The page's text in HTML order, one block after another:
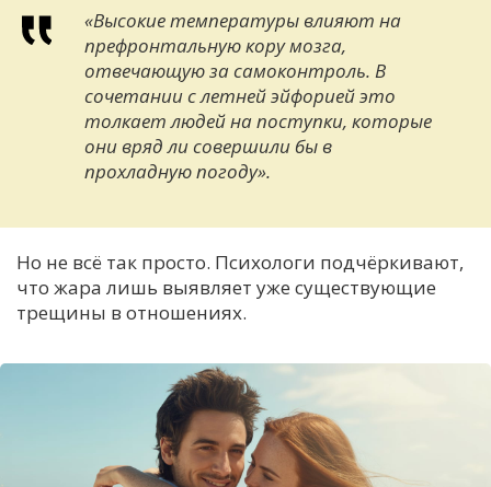
«Высокие температуры влияют на
префронтальную кору мозга,
отвечающую за самоконтроль. В
сочетании с летней эйфорией это
толкает людей на поступки, которые
они вряд ли совершили бы в
прохладную погоду».
Но не всё так просто. Психологи подчёркивают,
что жара лишь выявляет уже существующие
трещины в отношениях.